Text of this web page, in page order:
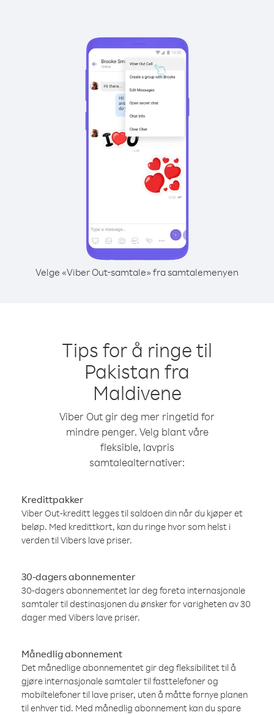
Velge «Viber Out-samtale» fra samtalemenyen
Tips for å ringe til
Pakistan fra
Maldivene
Viber Out gir deg mer ringetid for
mindre penger. Velg blant våre
fleksible, lavpris
samtalealternativer:
Kredittpakker
Viber Out-kreditt legges til saldoen din når du kjøper et
beløp. Med kredittkort, kan du ringe hvor som helst i
verden til Vibers lave priser.
30-dagers abonnementer
30-dagers abonnementet lar deg foreta internasjonale
samtaler til destinasjonen du ønsker for varigheten av 30
dager med Vibers lave priser.
Månedlig abonnement
Det månedlige abonnementet gir deg fleksibilitet til å
gjøre internasjonale samtaler til fasttelefoner og
mobiltelefoner til lave priser, uten å måtte fornye planen
til enhver tid. Med månedlig abonnement kan du spare